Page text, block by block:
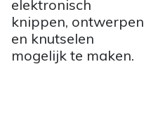
elektronisch
knippen, ontwerpen
en knutselen
mogelijk te maken.